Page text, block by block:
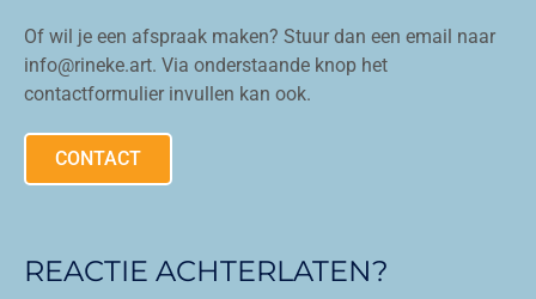
Of wil je een afspraak maken? Stuur dan een email naar
info@rineke.art. Via onderstaande knop het
contactformulier invullen kan ook.
CONTACT
REACTIE ACHTERLATEN?